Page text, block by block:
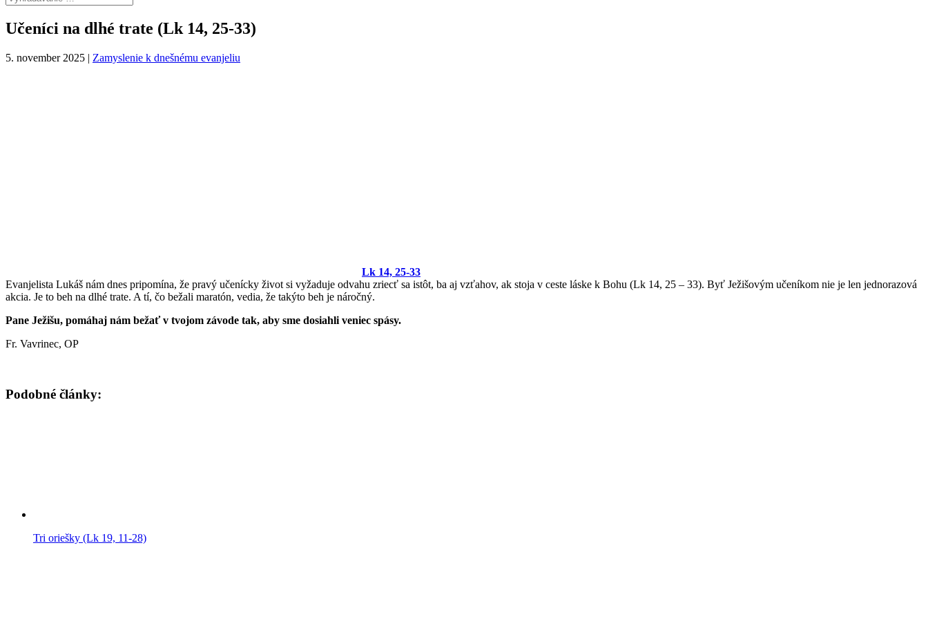
Učeníci na dlhé trate (Lk 14, 25-33)
5. november 2025 | Zamyslenie k dnešnému evanjeliu
Lk 14, 25-33
Evanjelista Lukáš nám dnes pripomína, že pravý učenícky život si vyžaduje odvahu zriecť sa istôt, ba aj vzťahov, ak stoja v ceste láske k Bohu (Lk 14, 25 – 33). Byť Ježišovým učeníkom nie je len jednorazová
akcia. Je to beh na dlhé trate. A tí, čo bežali maratón, vedia, že takýto beh je náročný.
Pane Ježišu, pomáhaj nám bežať v tvojom závode tak, aby sme dosiahli veniec spásy.
Fr. Vavrinec, OP
Podobné články:
Tri oriešky (Lk 19, 11-28)